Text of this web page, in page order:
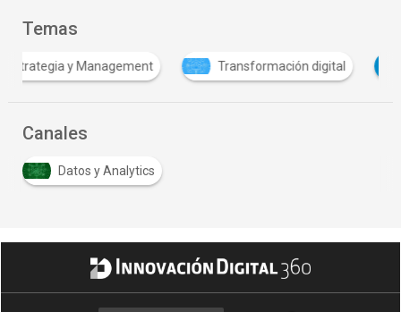
Temas
Transformación digital U Universidad
Canales
Datos y Analytics